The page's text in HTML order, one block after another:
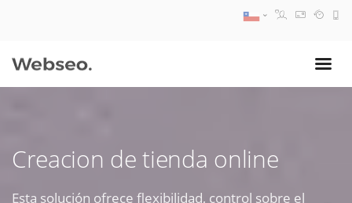
Creacion de tienda online
Esta solución ofrece flexibilidad, control sobre el
09:30 AM A 18:30 PM
soporte@webseo.cl